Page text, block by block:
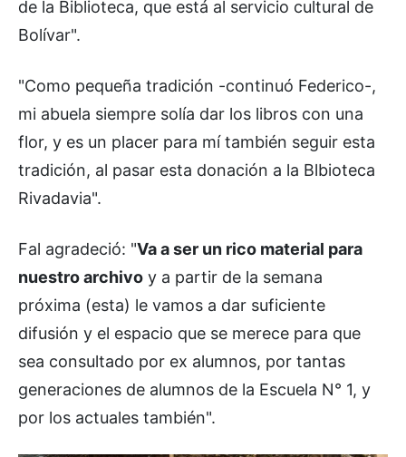
de la Biblioteca, que está al servicio cultural de
Bolívar".
"Como pequeña tradición -continuó Federico-,
mi abuela siempre solía dar los libros con una
flor, y es un placer para mí también seguir esta
tradición, al pasar esta donación a la Blbioteca
Rivadavia".
Fal agradeció: "Va a ser un rico material para
nuestro archivo y a partir de la semana
próxima (esta) le vamos a dar suficiente
difusión y el espacio que se merece para que
sea consultado por ex alumnos, por tantas
generaciones de alumnos de la Escuela N° 1, y
por los actuales también".